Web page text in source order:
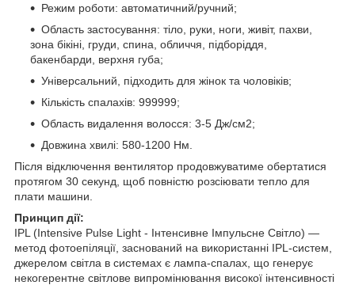
Режим роботи: автоматичний/ручний;
Область застосування: тіло, руки, ноги, живіт, пахви,
зона бікіні, груди, спина, обличчя, підборіддя,
бакенбарди, верхня губа;
Універсальний, підходить для жінок та чоловіків;
Кількість спалахів: 999999;
Область видалення волосся: 3-5 Дж/см2;
Довжина хвилі: 580-1200 Hм.
Після відключення вентилятор продовжуватиме обертатися
протягом 30 секунд, щоб повністю розсіювати тепло для
плати машини.
Принцип дії:
IPL (Intensive Pulse Light - Інтенсивне Імпульсне Світло) —
метод фотоепіляції, заснований на використанні IPL-систем,
джерелом світла в системах є лампа-спалах, що генерує
некогерентне світлове випромінювання високої інтенсивності